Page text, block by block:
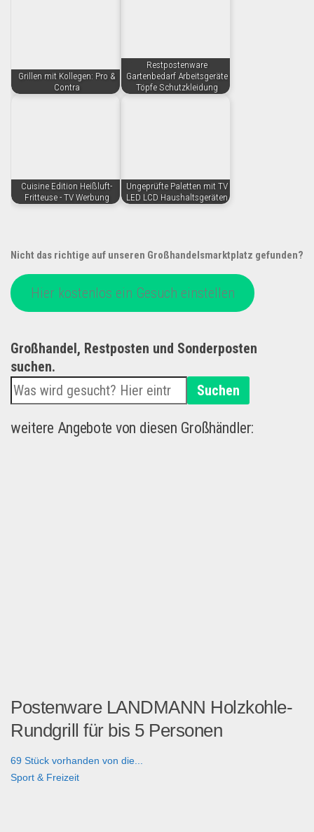
Grillen mit Kollegen: Pro &
Contra
Restpostenware
Gartenbedarf Arbeitsgeräte
Töpfe Schutzkleidung
Cuisine Edition Heißluft-
Fritteuse - TV Werbung
Ungeprüfte Paletten mit TV
LED LCD Haushaltsgeräten
Nicht das richtige auf unseren Großhandelsmarktplatz gefunden?
Hier kostenlos ein Gesuch einstellen
Großhandel, Restposten und Sonderposten
suchen.
Suchen
weitere Angebote von diesen Großhändler:
Postenware LANDMANN Holzkohle-
Rundgrill für bis 5 Personen
69 Stück vorhanden von die...
Sport & Freizeit